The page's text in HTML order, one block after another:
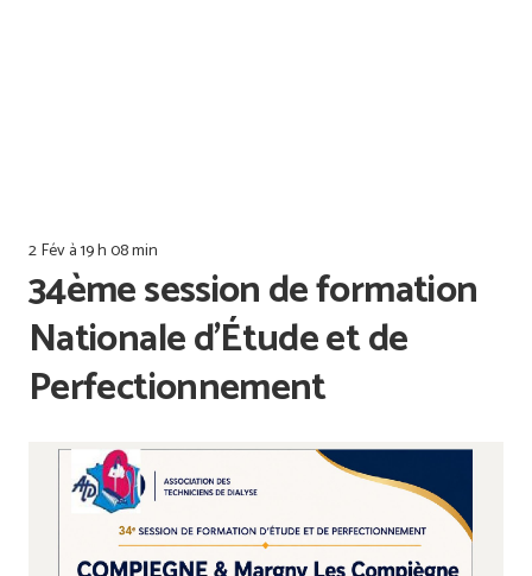
2 Fév à 19 h 08 min
34ème session de formation
Nationale d’Étude et de
Perfectionnement